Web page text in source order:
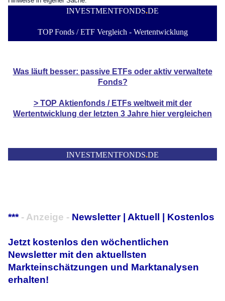
INVESTMENTFONDS.DE
TOP Fonds / ETF Vergleich - Wertentwicklung
Was läuft besser: passive ETFs oder aktiv verwaltete
Fonds?
> TOP Aktienfonds / ETFsweltweit mit der
Wertentwicklung der letzten 3 Jahre hier vergleichen
INVESTMENTFONDS.DE
*** - Anzeige - Newsletter | Aktuell | Kostenlos
Jetzt kostenlos den wöchentlichen
Newsletter mit den aktuellsten
Markteinschätzungen und Marktanalysen
erhalten!